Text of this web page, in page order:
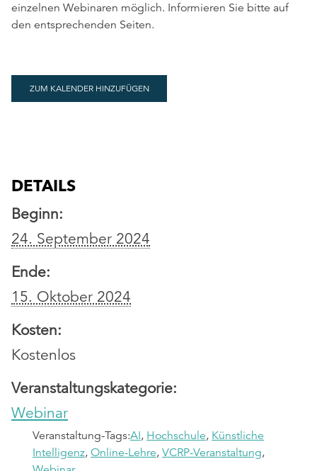
einzelnen Webinaren möglich. Informieren Sie bitte auf
den entsprechenden Seiten.
ZUM KALENDER HINZUFÜGEN
DETAILS
Beginn:
24. September 2024
Ende:
15. Oktober 2024
Kosten:
Kostenlos
Veranstaltungskategorie:
Webinar
Veranstaltung-Tags:AI, Hochschule, Künstliche
Intelligenz, Online-Lehre, VCRP-Veranstaltung,